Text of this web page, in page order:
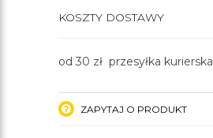
KOSZTY DOSTAWY
od 30 zł przesyłka kurierska
ZAPYTAJ O PRODUKT